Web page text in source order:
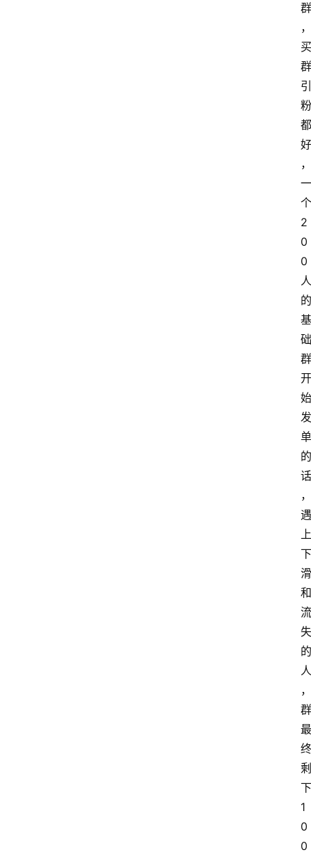
群
，
买
群
引
粉
都
好
，
一
个
2
0
0
人
的
基
础
群
开
始
发
单
的
话
，
遇
上
下
滑
和
流
失
的
人
，
群
最
终
剩
下
1
0
0